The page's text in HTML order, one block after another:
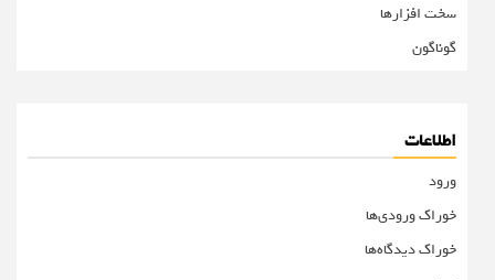
سخت افزارها
گوناگون
اطلاعات
ورود
خوراک ورودی‌ها
خوراک دیدگاه‌ها